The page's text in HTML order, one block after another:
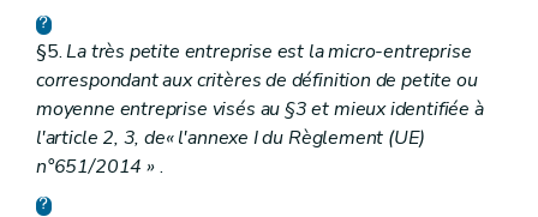
§5.La très petite entreprise est la micro-entreprise
correspondant aux critères de définition de petite ou
moyenne entreprise visés au §3 et mieux identifiée à
l'article 2, 3, de« l'annexe I du Règlement (UE)
n°651/2014 ».